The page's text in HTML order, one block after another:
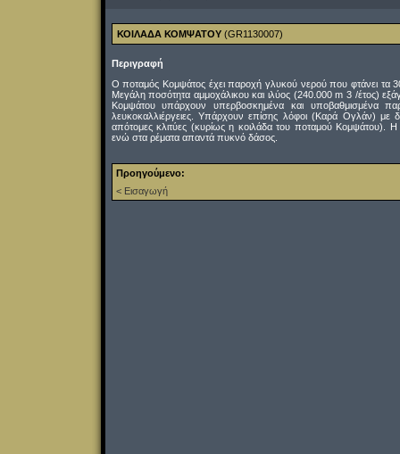
ΚΟΙΛΑΔΑ ΚΟΜΨΑΤΟΥ (GR1130007)
Περιγραφή
Ο ποταμός Κομψάτος έχει παροχή γλυκού νερού που φτάνει τα
Μεγάλη ποσότητα αμμοχάλικου και ιλύος (240.000 m 3 /έτος)
Κομψάτου υπάρχουν υπερβοσκημένα και υποβαθμισμένα
λευκοκαλλιέργειες. Υπάρχουν επίσης λόφοι (Καρά Ογλάν) με
απότομες κλιτύες (κυρίως η κοιλάδα του ποταμού Κομψάτου).
ενώ στα ρέματα απαντά πυκνό δάσος.
Προηγούμενο:
< Εισαγωγή